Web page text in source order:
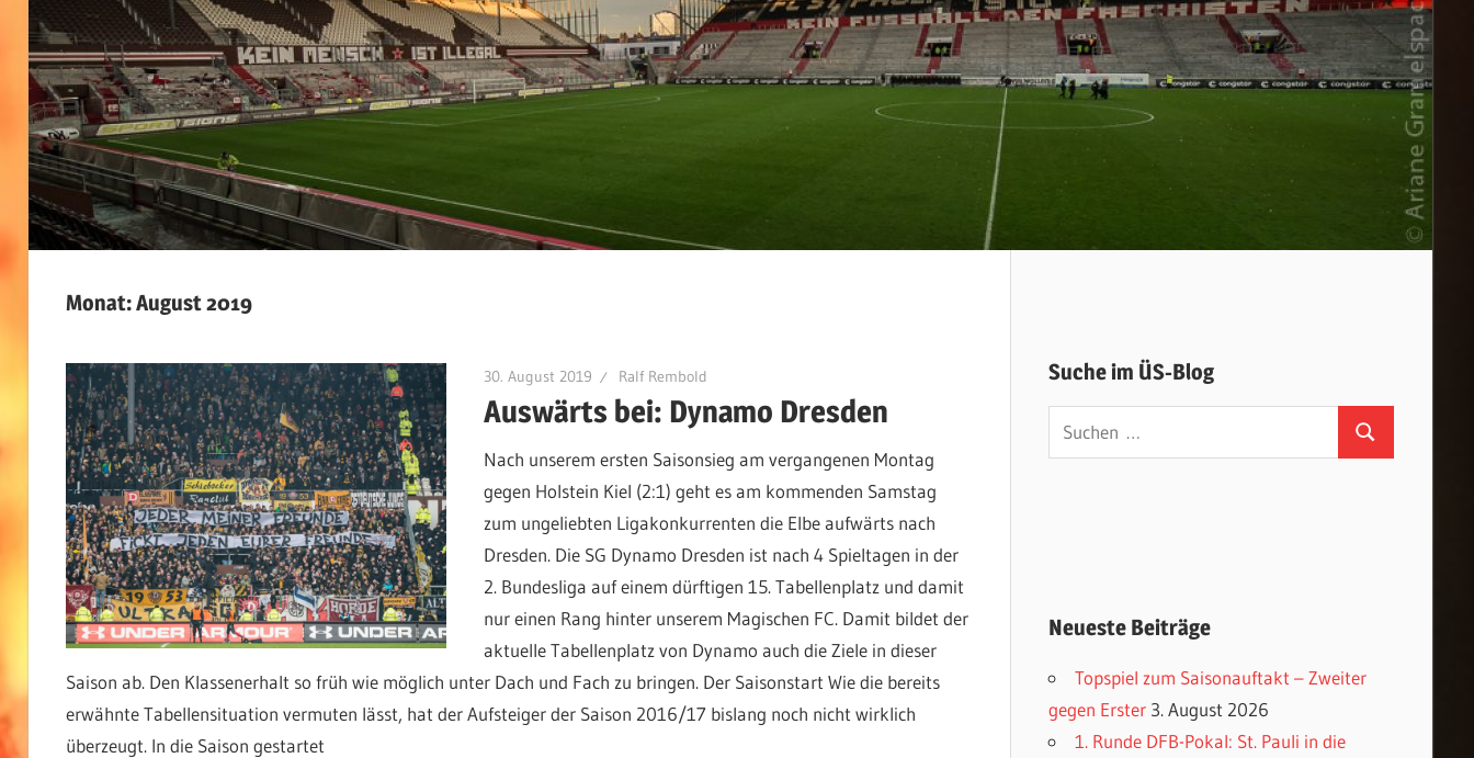
Monat:August 2019
30. August 2019 Ralf Rembold
Auswärts bei: Dynamo Dresden
Nach unserem ersten Saisonsieg am vergangenen Montag
gegen Holstein Kiel (2:1) geht es am kommenden Samstag
zum ungeliebten Ligakonkurrenten die Elbe aufwärts nach
Dresden. Die SG Dynamo Dresden ist nach 4 Spieltagen in der
2. Bundesliga auf einem dürftigen 15. Tabellenplatz und damit
nur einen Rang hinter unserem Magischen FC. Damit bildet der
aktuelle Tabellenplatz von Dynamo auch die Ziele in dieser
Saison ab. Den Klassenerhalt so früh wie möglich unter Dach und Fach zu bringen. Der Saisonstart Wie die bereits
erwähnte Tabellensituation vermuten lässt, hat der Aufsteiger der Saison 2016/17 bislang noch nicht wirklich
überzeugt. In die Saison gestartet
Suche im ÜS-Blog
Suchen
nach:
Suchen
Neueste Beiträge
Topspiel zum Saisonauftakt – Zweiter
gegen Erster 3. August 2026
1. Runde DFB-Pokal: St. Pauli in die